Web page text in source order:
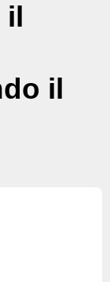
il